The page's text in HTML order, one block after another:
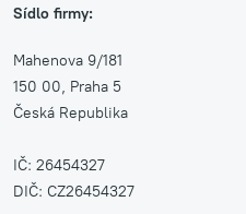
Sídlo firmy:
Mahenova 9/181
150 00, Praha 5
Česká Republika
IČ: 26454327
DIČ: CZ26454327